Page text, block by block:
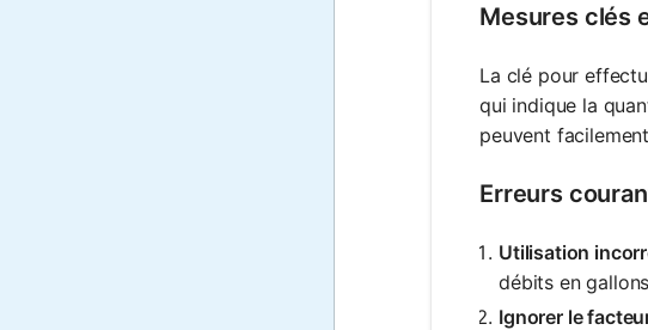
Mesures clés
La clé pour
qui indique la
peuvent
Erreurs
Utilisation
débits en
Ignorer le